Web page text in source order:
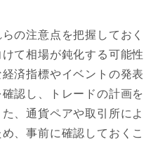
の注意点を把握しておく
て相場が鈍化する可能性
済指標やイベントの発表
認し、トレードの計画を
、通貨ペアや取引所によ
、事前に確認しておくこ